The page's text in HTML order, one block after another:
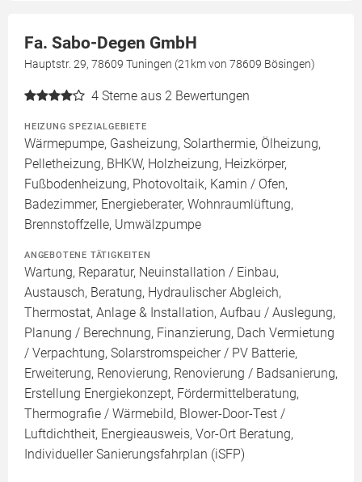
Fa. Sabo-Degen GmbH
Hauptstr. 29, 78609 Tuningen (21km von 78609 Bösingen)
4 Sterne aus 2 Bewertungen
HEIZUNG SPEZIALGEBIETE
Wärmepumpe, Gasheizung, Solarthermie, Ölheizung,
Pelletheizung, BHKW, Holzheizung, Heizkörper,
Fußbodenheizung, Photovoltaik, Kamin / Ofen,
Badezimmer, Energieberater, Wohnraumlüftung,
Brennstoffzelle, Umwälzpumpe
ANGEBOTENE TÄTIGKEITEN
Wartung, Reparatur, Neuinstallation / Einbau,
Austausch, Beratung, Hydraulischer Abgleich,
Thermostat, Anlage & Installation, Aufbau / Auslegung,
Planung / Berechnung, Finanzierung, Dach Vermietung
/ Verpachtung, Solarstromspeicher / PV Batterie,
Erweiterung, Renovierung, Renovierung / Badsanierung,
Erstellung Energiekonzept, Fördermittelberatung,
Thermografie / Wärmebild, Blower-Door-Test /
Luftdichtheit, Energieausweis, Vor-Ort Beratung,
Individueller Sanierungsfahrplan (iSFP)